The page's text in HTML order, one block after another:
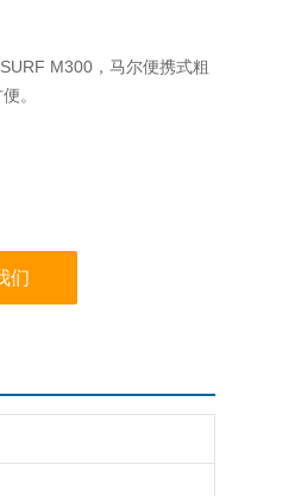
M300，马尔便携式粗
。
们